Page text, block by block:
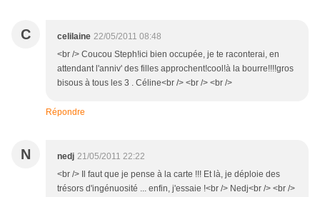
C celilaine 22/05/2011 08:48
<br /> Coucou Steph!ici bien occupée, je te raconterai, en
attendant l'anniv' des filles approchent!cool!à la bourre!!!!gros
bisous à tous les 3 . Céline<br /> <br /> <br />
Répondre
N nedj 21/05/2011 22:22
<br /> Il faut que je pense à la carte !!! Et là, je déploie des
trésors d'ingénuosité ... enfin, j'essaie !<br /> Nedj<br /> <br />